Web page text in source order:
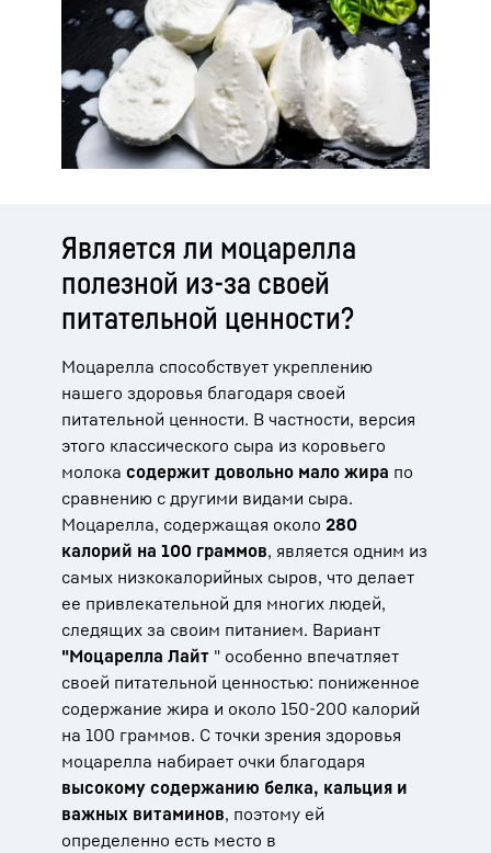
Является ли моцарелла
полезной из-за своей
питательной ценности?
Моцарелла способствует укреплению
нашего здоровья благодаря своей
питательной ценности. В частности, версия
этого классического сыра из коровьего
молока содержит довольно мало жира по
сравнению с другими видами сыра.
Моцарелла, содержащая около 280
калорий на 100 граммов, является одним из
самых низкокалорийных сыров, что делает
ее привлекательной для многих людей,
следящих за своим питанием. Вариант
"Моцарелла Лайт " особенно впечатляет
своей питательной ценностью: пониженное
содержание жира и около 150-200 калорий
на 100 граммов. С точки зрения здоровья
моцарелла набирает очки благодаря
высокому содержанию белка, кальция и
важных витаминов, поэтому ей
определенно есть место в